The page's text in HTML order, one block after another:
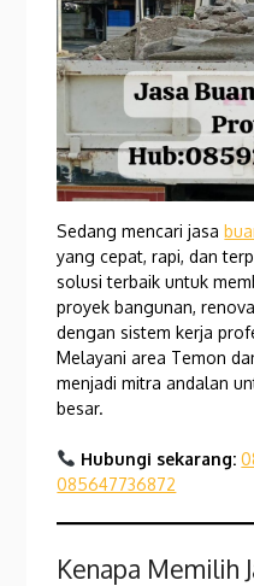
Sedang mencari jasa
yang cepat, rapi, dan
solusi terbaik untuk
proyek bangunan,
dengan sistem kerja
Melayani area Temon
menjadi mitra andalan
besar.
Hubungi sekarang:
085647736872
Kenapa Memilih